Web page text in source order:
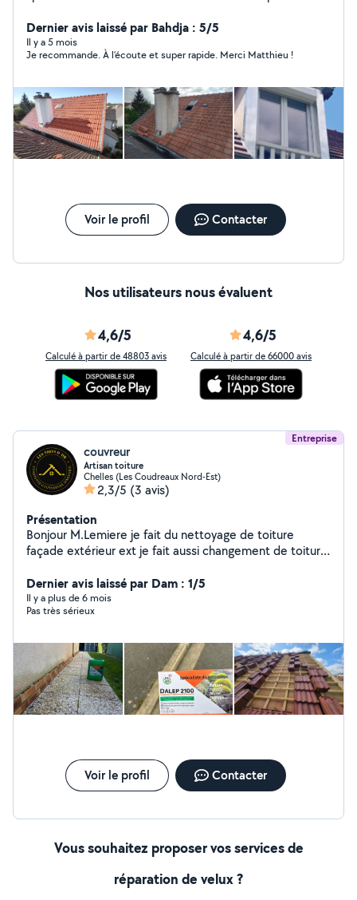
neuf et rénovation j'interviens également Sur des
travaux d'entretien, exemple Traitement de toiture,
nettoyage de toiture, Recherche de fuites,
rive, pose de velux en création ou rénovation, Isolation
de comble, travaux de zingueurie, charpente,
remplacement de gouttière, zinc pvc, tous types de
travaux de couverture Je me déplace dans toute l'Île-
de-France devis et déplacement gratuit Recherche de
de confiance qui aime son métier
Dernier avis laissé par Bahdja : 5/5
Il y a 5 mois
Je recommande. À l’écoute et super rapide. Merci Matthieu !
Voir le profil Contacter
Nos utilisateurs nous évaluent
4,6/5
Calculé à partir de 48803 avis
4,6/5
Calculé à partir de 66000 avis
Entreprise
couvreur
Artisan toiture
Chelles (Les Coudreaux Nord-Est)
2,3/5 (3 avis)
Présentation
Bonjour M.Lemiere je fait du nettoyage de toiture
façade extérieur ext je fait aussi changement de toiture
nouveau client sur Allo voisin et sa fait 7 ans que je sui
dans le métier
Dernier avis laissé par Dam : 1/5
Il y a plus de 6 mois
Pas très sérieux
Voir le profil Contacter
Vous souhaitez proposer vos services de
réparation de velux ?